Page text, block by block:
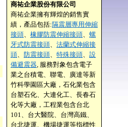
商祐企業股份有限公司
商祐企業擁有輝煌的銷售實
績，產品包括:隔震層專用伸縮
接頭、 橡膠防震伸縮接頭、 螺
牙式防震接頭、 法蘭式伸縮接
頭、 防震接頭、 特殊接頭、 設
備避震器, 服務對象包含電子
業之台積電、聯電、廣達等新
竹科學園區大廠，石化業包含
台塑石化、大連化工、長春石
化等大廠，工程業包含台北
101、台大醫院、台灣高鐵、
台北捷運、機場捷運等指標性